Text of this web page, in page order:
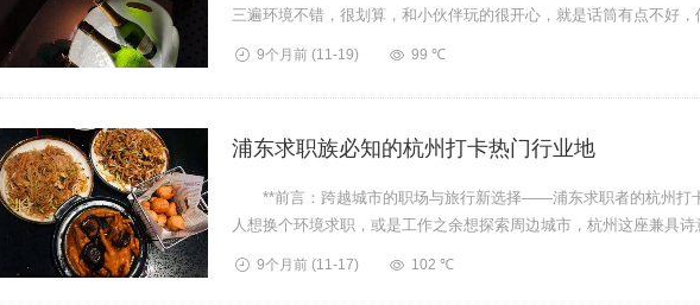
三遍环境不错，很划算，和小伙伴玩的很开心，就是话筒有点不好，
9个月前 (11-19) 99 ℃
浦东求职族必知的杭州打卡热门行业地
**前言：跨越城市的职场与旅行新选择——浦东求职者的杭州打
人想换个环境求职，或是工作之余想探索周边城市，杭州这座兼具
9个月前 (11-17) 102 ℃